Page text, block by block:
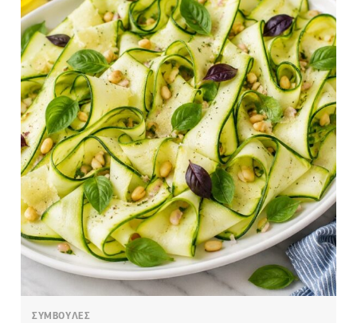
ΣΥΜΒΟΥΛΕΣ